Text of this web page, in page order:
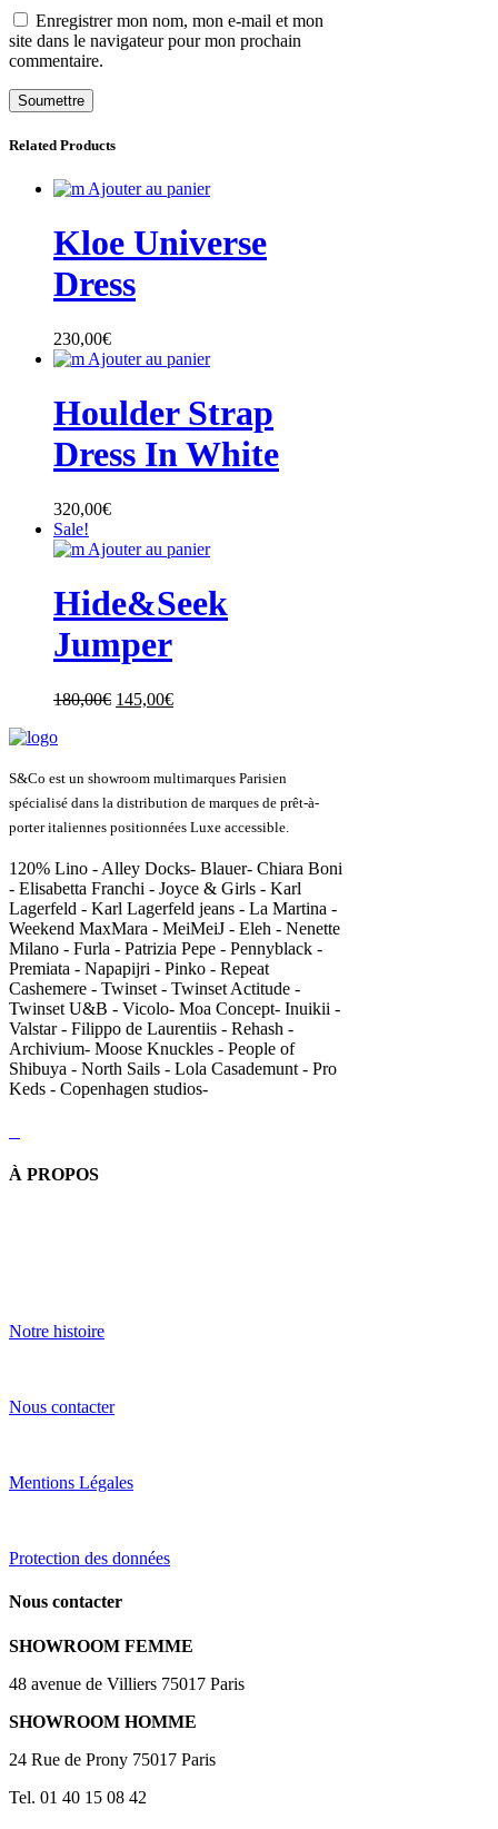
Enregistrer mon nom, mon e-mail et mon
site dans le navigateur pour mon prochain
commentaire.
Related Products
Ajouter au panier
Kloe Universe
Dress
230,00€
Ajouter au panier
Houlder Strap
Dress In White
320,00€
Sale!
Ajouter au panier
Hide&Seek
Jumper
180,00€ 145,00€
S&Co est un showroom multimarques Parisien
spécialisé dans la distribution de marques de prêt-à-
porter italiennes positionnées Luxe accessible.
120% Lino - Alley Docks- Blauer- Chiara Boni
- Elisabetta Franchi - Joyce & Girls - Karl
Lagerfeld - Karl Lagerfeld jeans - La Martina -
Weekend MaxMara - MeiMeiJ - Eleh - Nenette
Milano - Furla - Patrizia Pepe - Pennyblack -
Premiata - Napapijri - Pinko - Repeat
Cashemere - Twinset - Twinset Actitude -
Twinset U&B - Vicolo- Moa Concept- Inuikii -
Valstar - Filippo de Laurentiis - Rehash -
Archivium- Moose Knuckles - People of
Shibuya - North Sails - Lola Casademunt - Pro
Keds - Copenhagen studios-
À PROPOS
Notre histoire
Nous contacter
Mentions Légales
Protection des données
Nous contacter
SHOWROOM FEMME
48 avenue de Villiers 75017 Paris
SHOWROOM HOMME
24 Rue de Prony 75017 Paris
Tel. 01 40 15 08 42